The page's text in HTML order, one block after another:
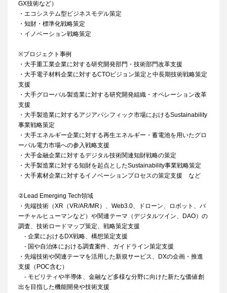
GX技術など）
・エコシステム型ビジネスモデル策定
・知財・標準化戦略策定
・イノベーション戦略策定
※プロジェクト事例
・大手重工業企業に対する研究開発部門・技術部門改革支援
・大手電子材料企業に対するCTOビジョン策定と中長期技術戦略策定
支援
・大手グローバル製造業に対する研究開発組織・オペレーション改革
支援
・大手製造業に対するアジアパシフィック市場におけるSustainability
事業戦略策定
・大手エネルギー企業に対する再生エネルギー・蓄電池を用いたグロ
ーバル電力市場への参入戦略支援
・大手金融企業に対するデジタル技術関連知財戦略の策定
・大手製造業に対する知財を起点としたSustainability事業戦略策定
・大手素材企業に対するイノベーションプロセスの策定支援 など
②Lead Emerging Tech領域
・先端技術（XR（VR/AR/MR）、Web3.0、ドローン、ロボット、バ
ーチャルヒューマンなど）や関連テーマ（デジタルツイン、DAO）の
調査、技術ロードマップ策定、戦略策定支援
- 企業におけるDX戦略、構想策定支援
- 国や自治体における調査案件、ガイドライン策定支援
・先端技術や関連テーマを活用した新規サービス、DXの企画・推進
支援（POC含む）
- モビリティや半導体、金融など多様な分野に向けた新たな価値創
出を目指した機能開発や技術支援